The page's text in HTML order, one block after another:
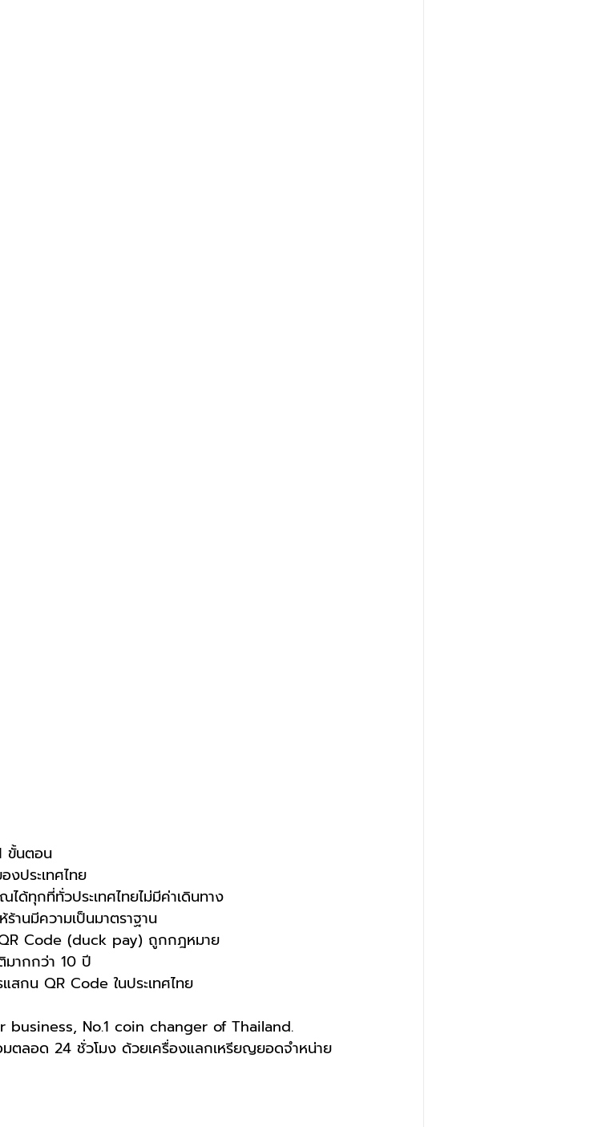
ขั้นตอน
ประเทศไทย
ด้ทุกที่ทั่วประเทศไทยไม่มีค่าเดินทาง
านมีความเป็นมาตราฐาน
Code (duck pay) ถูกกฎหมาย
มากกว่า 10 ปี
แสกน QR Code ในประเทศไทย
No.1 coin changer of Thailand.
ลอด 24 ชั่วโมง ด้วยเครื่องแลกเหรียญยอดจำหน่าย